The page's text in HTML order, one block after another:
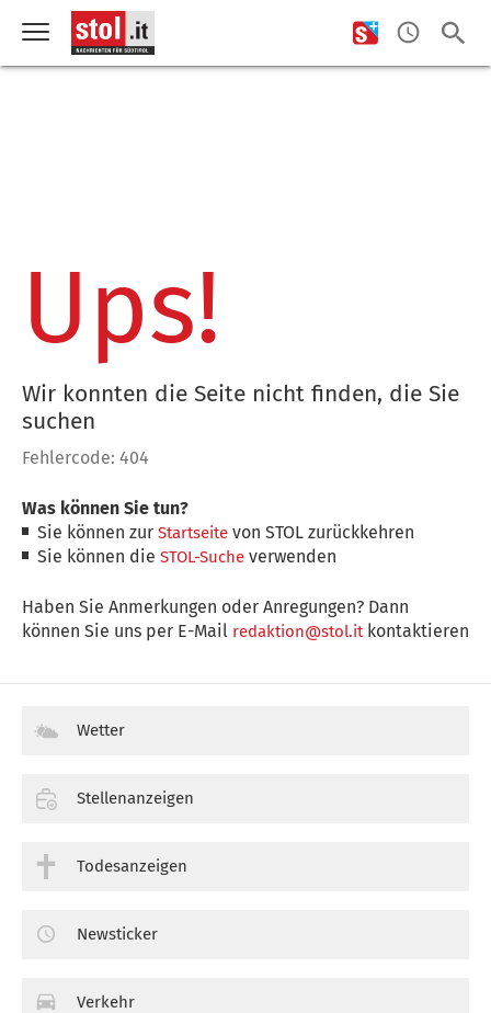
Ups!
Wir konnten die Seite nicht finden, die Sie
suchen
Fehlercode: 404
Was können Sie tun?
Sie können zurStartseite von STOL zurückkehren
Sie können dieSTOL-Suche verwenden
Haben Sie Anmerkungen oder Anregungen? Dann
können Sie uns per E-Mail redaktion@stol.itkontaktieren
Wetter
Stellenanzeigen
Todesanzeigen
Newsticker
Verkehr